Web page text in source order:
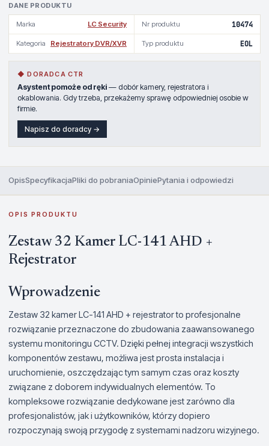
DANE PRODUKTU
Marka LC Security Nr produktu 10474
Kategoria Rejestratory DVR/XVR Typ produktu EOL
◆ DORADCA CTR
Asystent pomoże od ręki — dobór kamery, rejestratora i
okablowania. Gdy trzeba, przekażemy sprawę odpowiedniej osobie w
firmie.
Napisz do doradcy →
OpisSpecyfikacjaPliki do pobraniaOpiniePytania i odpowiedzi
OPIS PRODUKTU
Zestaw 32 Kamer LC-141 AHD +
Rejestrator
Wprowadzenie
Zestaw 32 kamer LC-141 AHD + rejestrator to profesjonalne
rozwiązanie przeznaczone do zbudowania zaawansowanego
systemu monitoringu CCTV. Dzięki pełnej integracji wszystkich
komponentów zestawu, możliwa jest prosta instalacja i
uruchomienie, oszczędzając tym samym czas oraz koszty
związane z doborem indywidualnych elementów. To
kompleksowe rozwiązanie dedykowane jest zarówno dla
profesjonalistów, jak i użytkowników, którzy dopiero
rozpoczynają swoją przygodę z systemami nadzoru wizyjnego.